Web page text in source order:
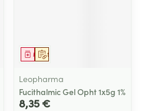
Sur prescription
Médicament
Leopharma
Fucithalmic Gel Opht 1x5g 1%
8,35 €